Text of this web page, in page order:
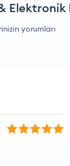
Elektronik
yorumları
teşekkürler